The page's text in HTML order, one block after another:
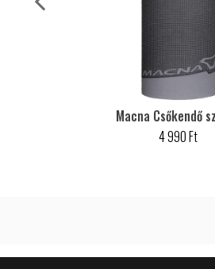
Macna Csőkendő
4 990 Ft